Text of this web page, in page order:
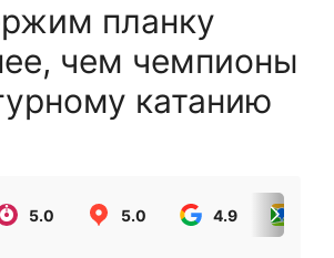
планку
чем чемпионы
катанию
5.0 5.0 4.9